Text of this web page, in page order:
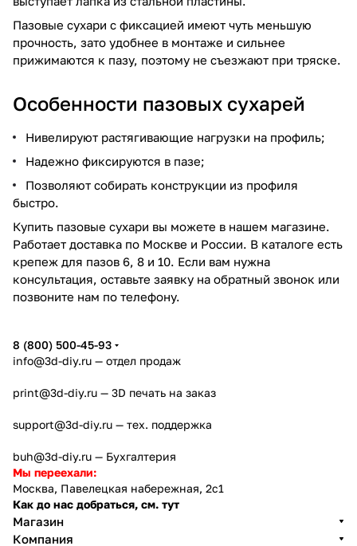
Пазовые сухари с фиксацией имеют чуть меньшую
прочность, зато удобнее в монтаже и сильнее
прижимаются к пазу, поэтому не съезжают при тряске.
Особенности пазовых сухарей
Нивелируют растягивающие нагрузки на профиль;
Надежно фиксируются в пазе;
Позволяют собирать конструкции из профиля
быстро.
Купить пазовые сухари вы можете в нашем магазине.
Работает доставка по Москве и России. В каталоге есть
крепеж для пазов 6, 8 и 10. Если вам нужна
консультация, оставьте заявку на обратный звонок или
позвоните нам по телефону.
8 (800) 500-45-93
info@3d-diy.ru — отдел продаж
print@3d-diy.ru — 3D печать на заказ
support@3d-diy.ru — тех. поддержка
buh@3d-diy.ru — Бухгалтерия
Мы переехали:
Москва, Павелецкая набережная, 2с1
Как до нас добраться, см. тут
Магазин
Компания